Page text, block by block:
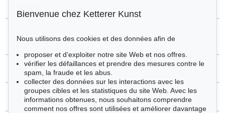
Henry Moore
Questions sur l´achat
Contacter l'expert
Bienvenue chez Ketterer Kunst
Nous utilisons des cookies et des données afin de
proposer et d’exploiter notre site Web et nos offres.
vérifier les défaillances et prendre des mesures contre le
spam, la fraude et les abus.
collecter des données sur les interactions avec les
groupes cibles et les statistiques du site Web. Avec les
informations obtenues, nous souhaitons comprendre
comment nos offres sont utilisées et améliorer davantage